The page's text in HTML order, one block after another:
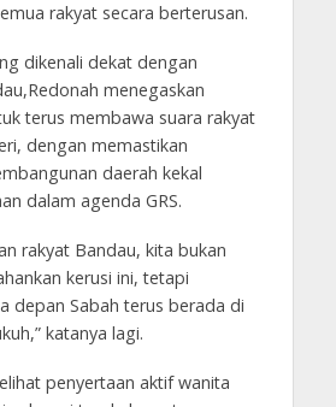
rakyat secara berterusan.
dikenali dekat dengan
menegaskan
terus membawa suara rakyat
dengan memastikan
daerah kekal
dalam agenda GRS.
rakyat Bandau, kita bukan
kerusi ini, tetapi
depan Sabah terus berada di
katanya lagi.
penyertaan aktif wanita